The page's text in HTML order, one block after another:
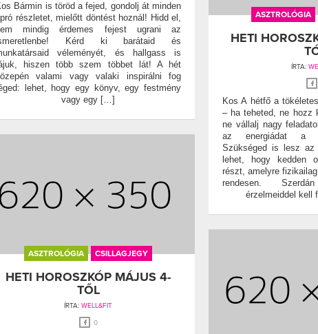
Bármin is töröd a fejed, gondolj át minden
részletet, mielőtt döntést hoznál! Hidd el,
mindig érdemes fejest ugrani az
Kérd ki barátaid és
véleményét, és hallgass is
hiszen több szem többet lát! A hét
valami vagy valaki inspirálni fog
lehet, hogy egy könyv, egy festmény
vagy egy […]
ASZTROLÓGIA
HETI
ÍRTA:
Kos A hétfő a
– ha teheted, ne hozz
ne vállalj nagy
az energiádat a
Szükséged is lesz
lehet, hogy kedden
részt, amelyre
rendesen.
érzelmeiddel kell
ASZTROLÓGIA CSILLAGJEGY
HETI HOROSZKÓP MÁJUS 4-
TŐL
ÍRTA: WELL&FIT
0